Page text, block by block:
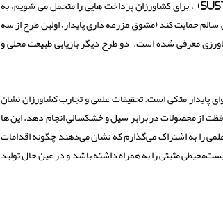
به واسطه طرح مشوق مزرعه داری پایدار(Sustainable Farming Inceentive) ، برای کشاورزان پرداخت هایی را متحمل می شویم، به
سالم حمایت کند (مشوق مزرعه داری پایدار، اولین طرح از سه
معرفی شده است. دو طرح دیگر بازیابی طبیعت محلی و
پایدار متکی است. تحقیقات علمی و تجارب کشاورزان نشان
از محصولات در برابر سیل و خشکسالی انجام دهد. این ها
را به اشتراک می‌گذارم که نشان می‌دهند چگونه اقدامات
مثبتی را به همراه داشته باشد و در عین حال تولید